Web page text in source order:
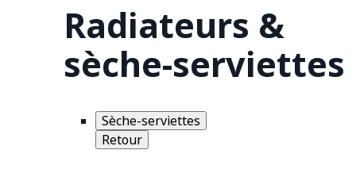
Radiateurs &
sèche-serviettes
Sèche-serviettes
Retour